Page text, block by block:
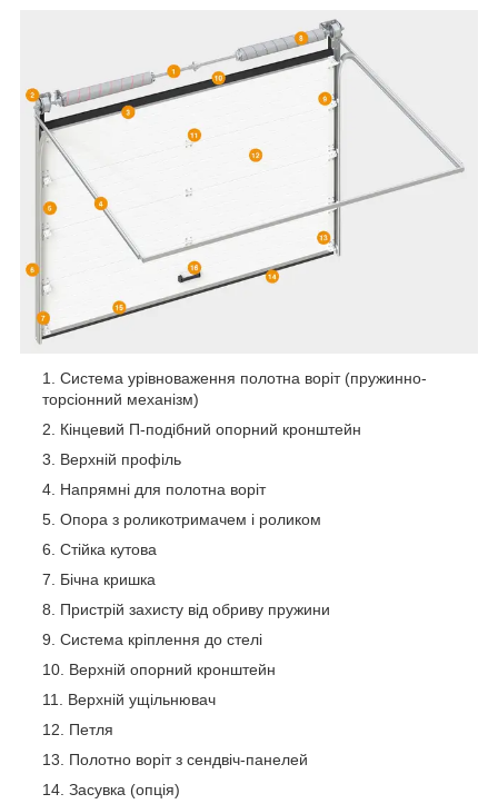
Система урівноваження полотна воріт (пружинно-
торсіонний механізм)
Кінцевий П-подібний опорний кронштейн
Верхній профіль
Напрямні для полотна воріт
Опора з роликотримачем і роликом
Стійка кутова
Бічна кришка
Пристрій захисту від обриву пружини
Система кріплення до стелі
Верхній опорний кронштейн
Верхній ущільнювач
Петля
Полотно воріт з сендвіч-панелей
Засувка (опція)